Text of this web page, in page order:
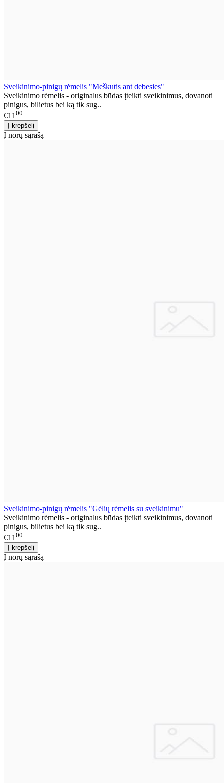
Sveikinimo-pinigų rėmelis "Meškutis ant debesies"
Sveikinimo rėmelis - originalus būdas įteikti sveikinimus, dovanoti
pinigus, bilietus bei ką tik sug..
€11 00
Į norų sąrašą
Sveikinimo-pinigų rėmelis "Gėlių rėmelis su sveikinimu"
Sveikinimo rėmelis - originalus būdas įteikti sveikinimus, dovanoti
pinigus, bilietus bei ką tik sug..
€11 00
Į norų sąrašą